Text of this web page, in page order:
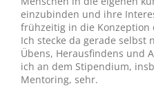
einzubinden und ihre
frühzeitig in die Konzeption
Ich stecke da gerade selbst
Übens, Herausfindens und
ich an dem Stipendium,
Mentoring, sehr.